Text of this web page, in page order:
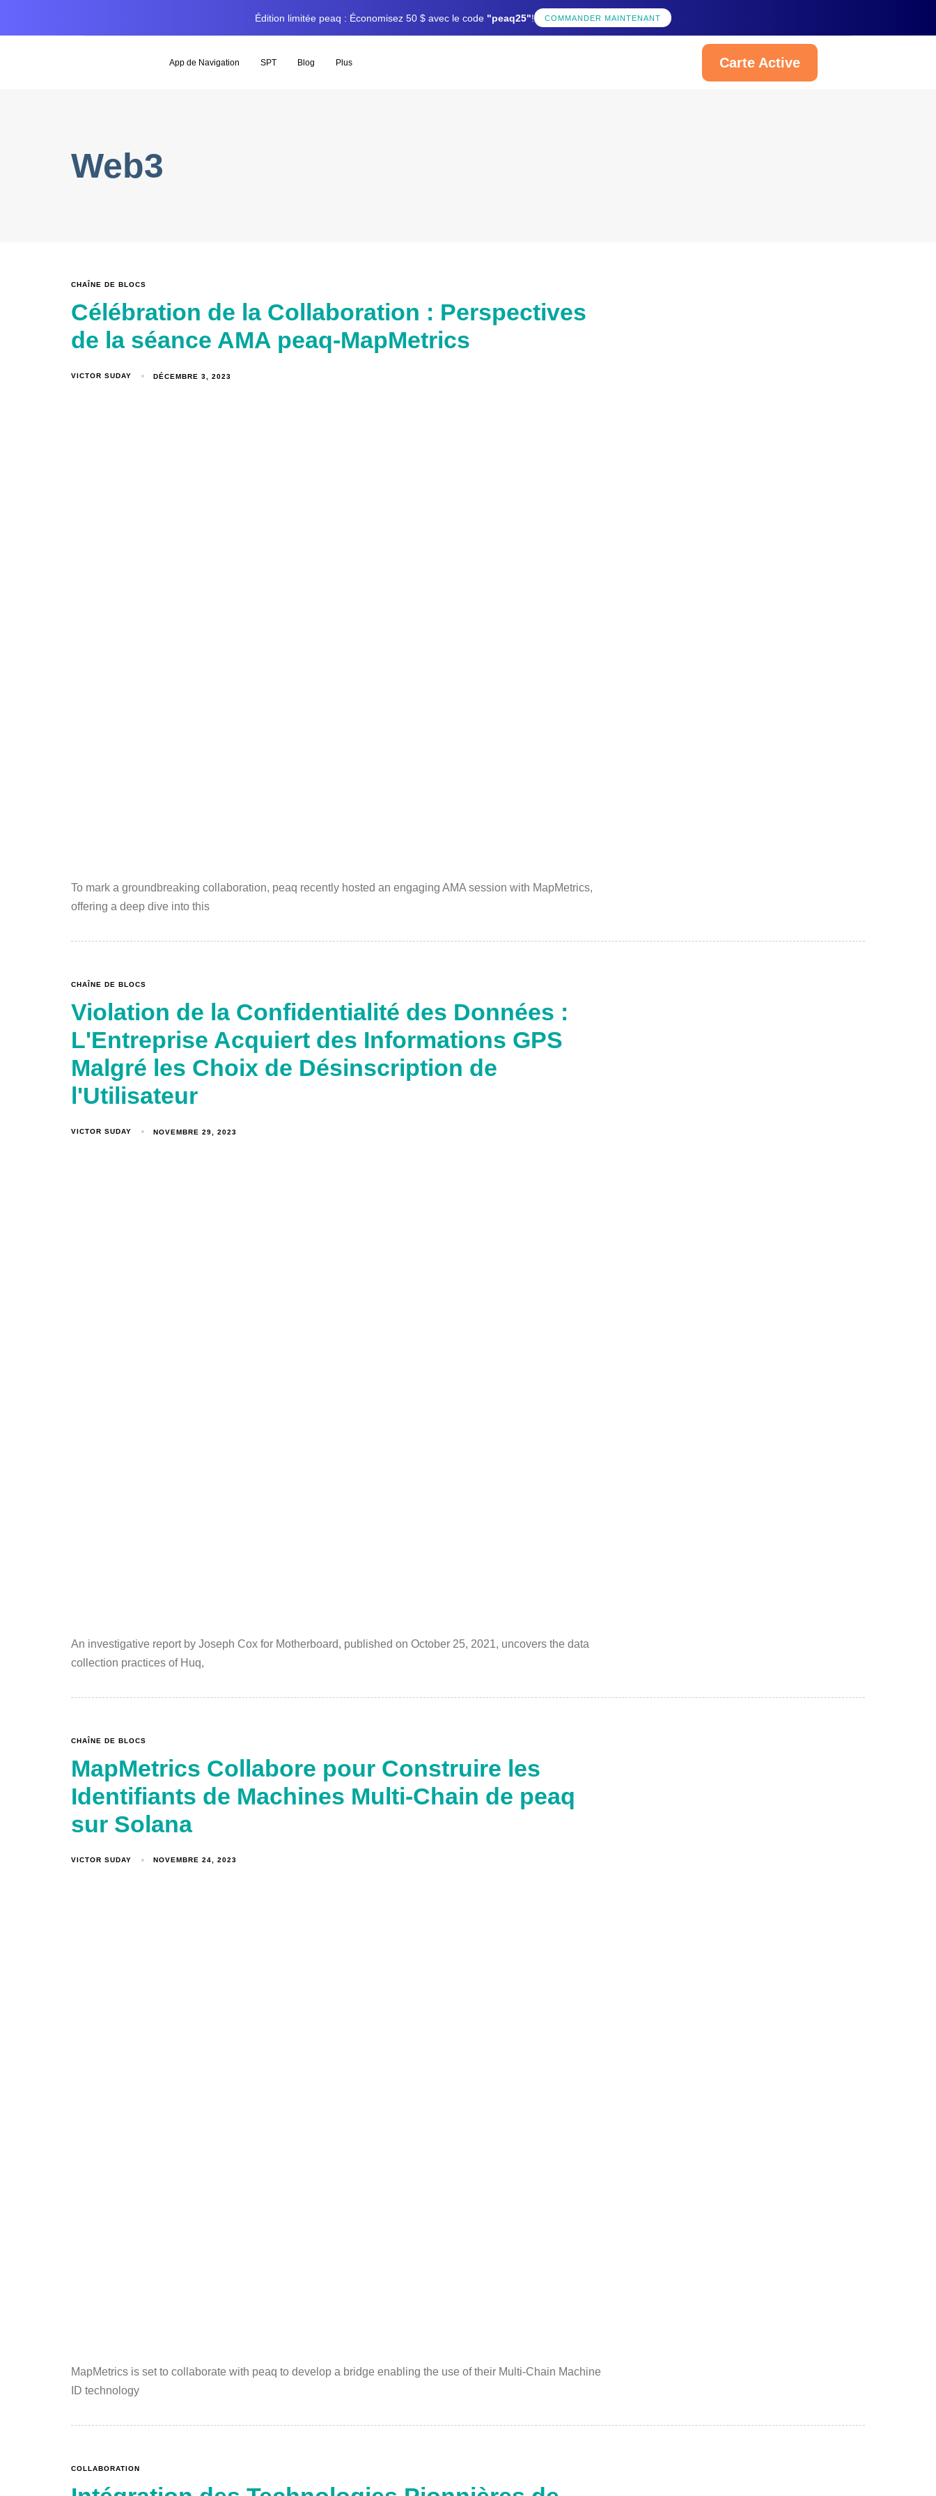
Édition limitée peaq : Économisez 50 $ avec le code "peaq25"! COMMANDER MAINTENANT
App de Navigation SPT Blog Plus Carte Active
Web3
CHAÎNE DE BLOCS
Célébration de la Collaboration : Perspectives
de la séance AMA peaq-MapMetrics
VICTOR SUDAY DÉCEMBRE 3, 2023
To mark a groundbreaking collaboration, peaq recently hosted an engaging AMA session with MapMetrics,
offering a deep dive into this
CHAÎNE DE BLOCS
Violation de la Confidentialité des Données :
L'Entreprise Acquiert des Informations GPS
Malgré les Choix de Désinscription de
l'Utilisateur
VICTOR SUDAY NOVEMBRE 29, 2023
An investigative report by Joseph Cox for Motherboard, published on October 25, 2021, uncovers the data
collection practices of Huq,
CHAÎNE DE BLOCS
MapMetrics Collabore pour Construire les
Identifiants de Machines Multi-Chain de peaq
sur Solana
VICTOR SUDAY NOVEMBRE 24, 2023
MapMetrics is set to collaborate with peaq to develop a bridge enabling the use of their Multi-Chain Machine
ID technology
COLLABORATION